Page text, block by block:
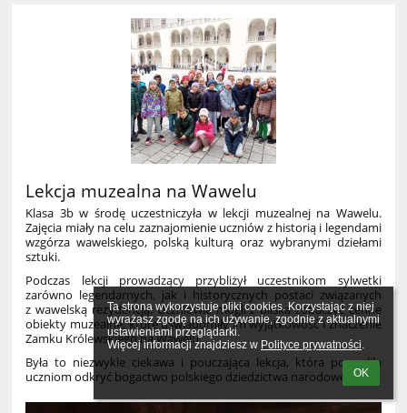
Ta strona wykorzystuje pliki cookies. Korzystając z niej
wyrażasz zgodę na ich używanie, zgodnie z aktualnymi
ustawieniami przeglądarki.
Więcej informacji znajdziesz w Polityce prywatności.
OK
Lekcja muzealna na Wawelu
Klasa 3b w środę uczestniczyła w lekcji muzealnej na Wawelu.
Zajęcia miały na celu zaznajomienie uczniów z historią i legendami
wzgórza wawelskiego, polską kulturą oraz wybranymi dziełami
sztuki.
Podczas lekcji prowadzący przybliżył uczestnikom sylwetki
zarówno legendarnych, jak i historycznych postaci związanych
z wawelską rezydencją. Uczniowie mogli z bliska zobaczyć cenne
obiekty muzealne, które uświadomiły im wyjątkowość i znaczenie
Zamku Królewskiego na Wawelu.
Była to niezwykle ciekawa i pouczająca lekcja, która pozwoliła
uczniom odkryć bogactwo polskiego dziedzictwa narodowego.